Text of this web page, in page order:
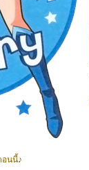
นนี้♪